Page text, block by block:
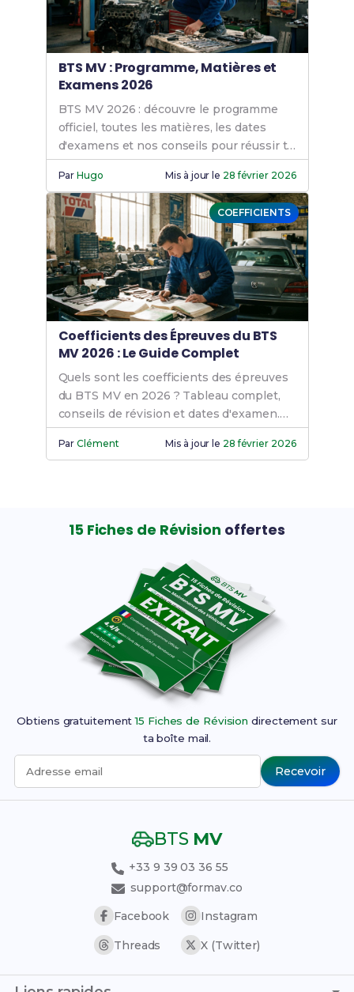
BTS MV : Programme, Matières et
Examens 2026
BTS MV 2026 : découvre le programme
officiel, toutes les matières, les dates
d'examens et nos conseils pour réussir ta
formation en maintenance des véhicules.
ParHugo Mis à jour le 28 février 2026
COEFFICIENTS
Coefficients des Épreuves du BTS
MV 2026 : Le Guide Complet
Quels sont les coefficients des épreuves
du BTS MV en 2026 ? Tableau complet,
conseils de révision et dates d'examen.
Prépare-toi efficacement dès maintenant
!ParClément Mis à jour le 28 février 2026
15 Fiches de Révision offertes
Obtiens gratuitement15 Fiches de Révision directement sur
ta boîte mail.
Adresse email Recevoir
BTS MV
+33 9 39 03 36 55
support@formav.co
Facebook
Instagram
Threads X (Twitter)